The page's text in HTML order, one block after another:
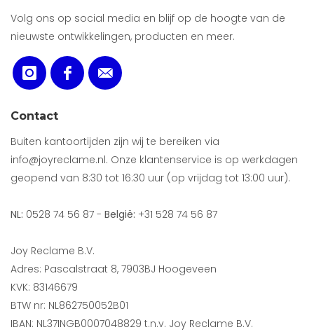
Volg ons op social media en blijf op de hoogte van de
nieuwste ontwikkelingen, producten en meer.
Contact
Buiten kantoortijden zijn wij te bereiken via
info@joyreclame.nl. Onze klantenservice is op werkdagen
geopend van 8:30 tot 16:30 uur (op vrijdag tot 13:00 uur).
NL: 0528 74 56 87 - België: +31 528 74 56 87
Joy Reclame B.V.
Adres: Pascalstraat 8, 7903BJ Hoogeveen
KVK: 83146679
BTW nr: NL862750052B01
IBAN: NL37INGB0007048829 t.n.v. Joy Reclame B.V.